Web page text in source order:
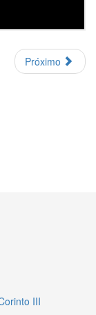
Próximo
III